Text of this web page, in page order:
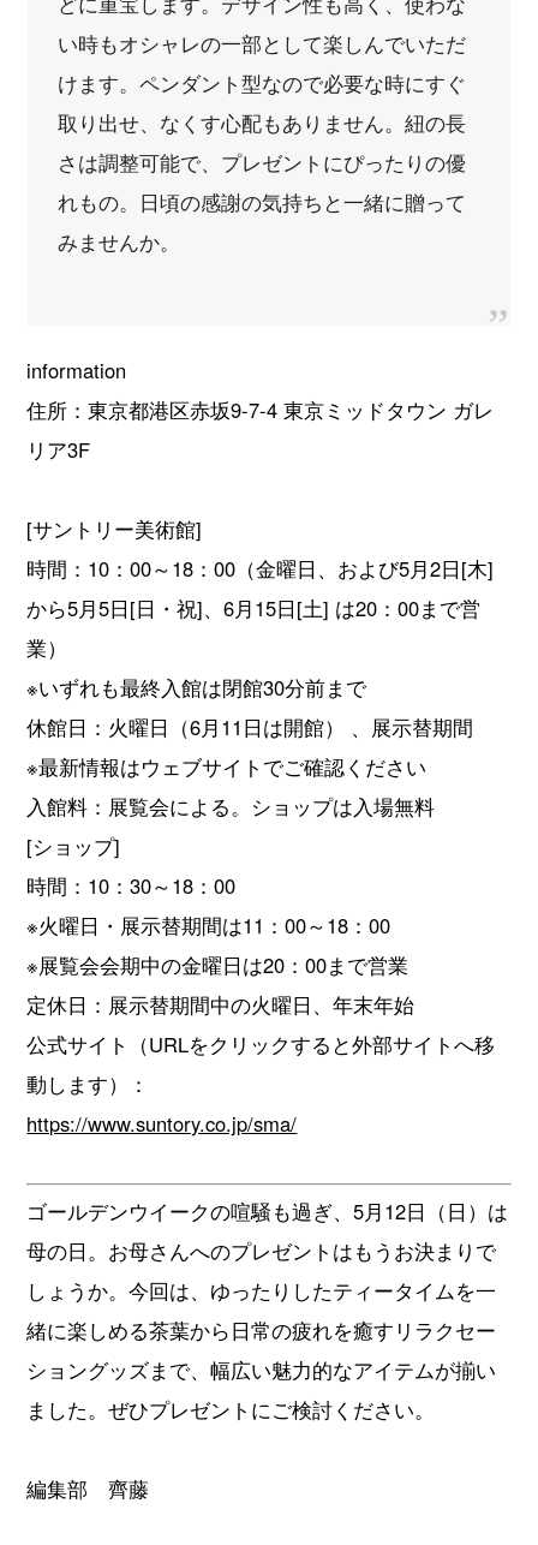
い時もオシャレの一部として楽しんでいただ
けます。ペンダント型なので必要な時にすぐ
取り出せ、なくす心配もありません。紐の長
さは調整可能で、プレゼントにぴったりの優
れもの。日頃の感謝の気持ちと一緒に贈って
みませんか。
information
住所：東京都港区赤坂9-7-4 東京ミッドタウン ガレ
リア3F
[サントリー美術館]
時間：10：00～18：00（金曜日、および5月2日[木]
から5月5日[日・祝]、6月15日[土] は20：00まで営
業）
※いずれも最終入館は閉館30分前まで
休館日：火曜日（6月11日は開館） 、展示替期間
※最新情報はウェブサイトでご確認ください
入館料：展覧会による。ショップは入場無料
[ショップ]
時間：10：30～18：00
※火曜日・展示替期間は11：00～18：00
※展覧会会期中の金曜日は20：00まで営業
定休日：展示替期間中の火曜日、年末年始
公式サイト（URLをクリックすると外部サイトへ移
動します）：
https://www.suntory.co.jp/sma/
ゴールデンウイークの喧騒も過ぎ、5月12日（日）は
母の日。お母さんへのプレゼントはもうお決まりで
しょうか。今回は、ゆったりしたティータイムを一
緒に楽しめる茶葉から日常の疲れを癒すリラクセー
ショングッズまで、幅広い魅力的なアイテムが揃い
ました。ぜひプレゼントにご検討ください。
編集部 齊藤